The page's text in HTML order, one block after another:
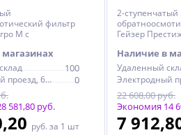
фильтр
М с
бак
100
Электродный проезд, 6с1
0
581,80 руб.
руб. за 1 шт
2-ступенчатый
Гейзер
Наличие в
Удаленный
22 608,00 руб.
Экономия 14
7